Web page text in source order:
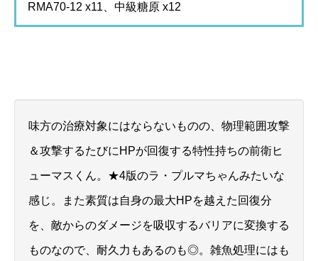
RMA70-12 x11、中級糖原 x12
味方の治療対象にはならないものの、物理範囲攻撃
＆攻撃するたびにHPが回復する特性持ちの前衛ヒ
ューマスくん。★4版のラ・プルマちゃんみたいな
感じ。また素質は自身の最大HPを越えた回復分
を、敵からのダメージを吸収するバリアに変換する
ものなので、耐久力もあるのも◎。雑魚処理にはも